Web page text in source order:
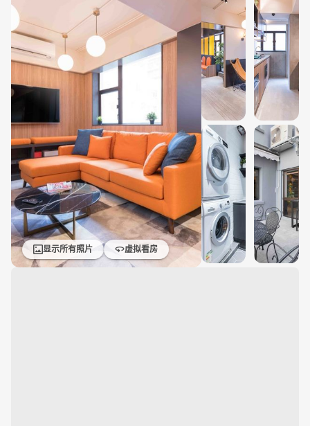
显示所有照片 虚拟看房